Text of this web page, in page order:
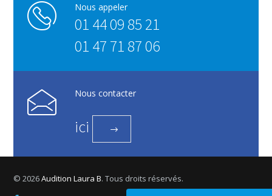
Nous appeler
01 44 09 85 21
01 47 71 87 06
Nous contacter
ici
© 2026Audition Laura B. Tous droits réservés.